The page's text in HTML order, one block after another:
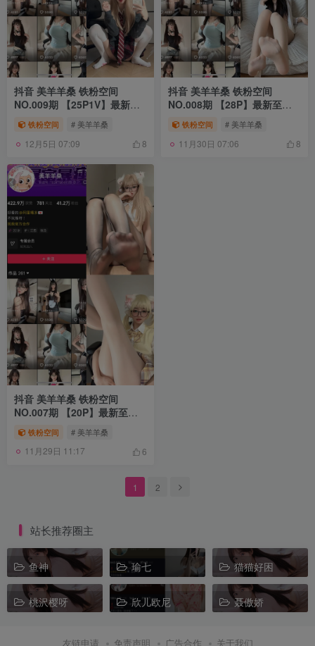
抖音 美羊羊桑 铁粉空间
NO.009期 【25P1V】最新
至：2024.11.21
铁粉空间 # 美羊羊桑
12月5日 07:09 8
抖音 美羊羊桑 铁粉空间
NO.008期 【28P】最新至：
2024.11.15
铁粉空间 # 美羊羊桑
11月30日 07:06 8
抖音 美羊羊桑 铁粉空间
NO.007期 【20P】最新至：
铁粉空间 # 美羊羊桑
11月29日 11:17 6
1 2
站长推荐圈主
鱼神 瑜七 猫猫好困
桃沢樱呀 欣儿欧尼 聂傲娇
友链申请 免责声明 广告合作 关于我们